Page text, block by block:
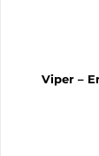
Viper –